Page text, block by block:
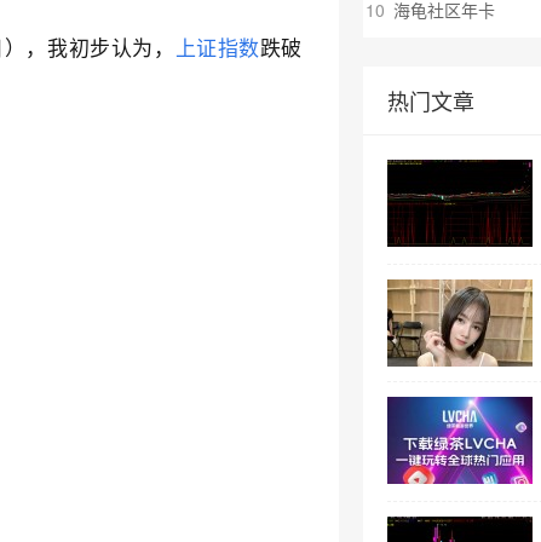
，我初步认为， 上证指数跌破
10 海龟社区年卡
热门文章